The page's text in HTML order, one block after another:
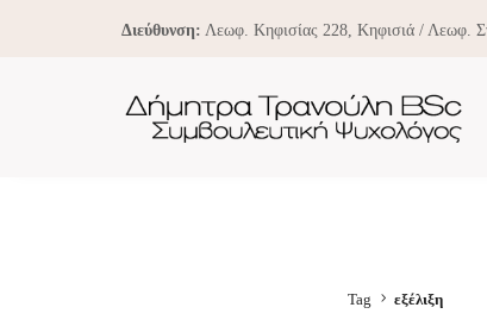
Διεύθυνση: Λεωφ. Κηφισίας 228, Κηφισιά / Λεωφ.
Tag εξέλιξη